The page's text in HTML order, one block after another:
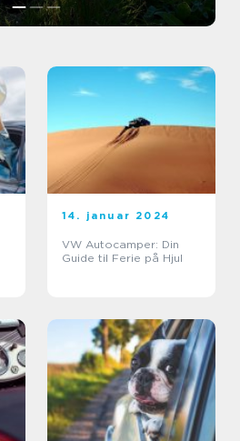
14. januar 2024
VW Autocamper: Din
Guide til Ferie på Hjul